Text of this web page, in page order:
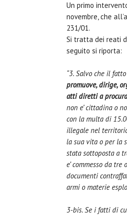
Un primo
novembre, che
231/01.
Si tratta dei reati
seguito si riporta:
“3. Salvo che il
promuove, dirige,
atti diretti a
non e’ cittadina o
con la multa di
illegale nel
la sua vita o per la
stata sottoposta a
e’ commesso da
documenti
armi o materie
3-bis. Se i fatti di